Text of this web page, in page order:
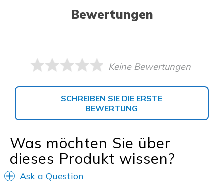
Bewertungen
Keine Bewertungen
SCHREIBEN SIE DIE ERSTE
BEWERTUNG
Was möchten Sie über
dieses Produkt wissen?
Ask a Question